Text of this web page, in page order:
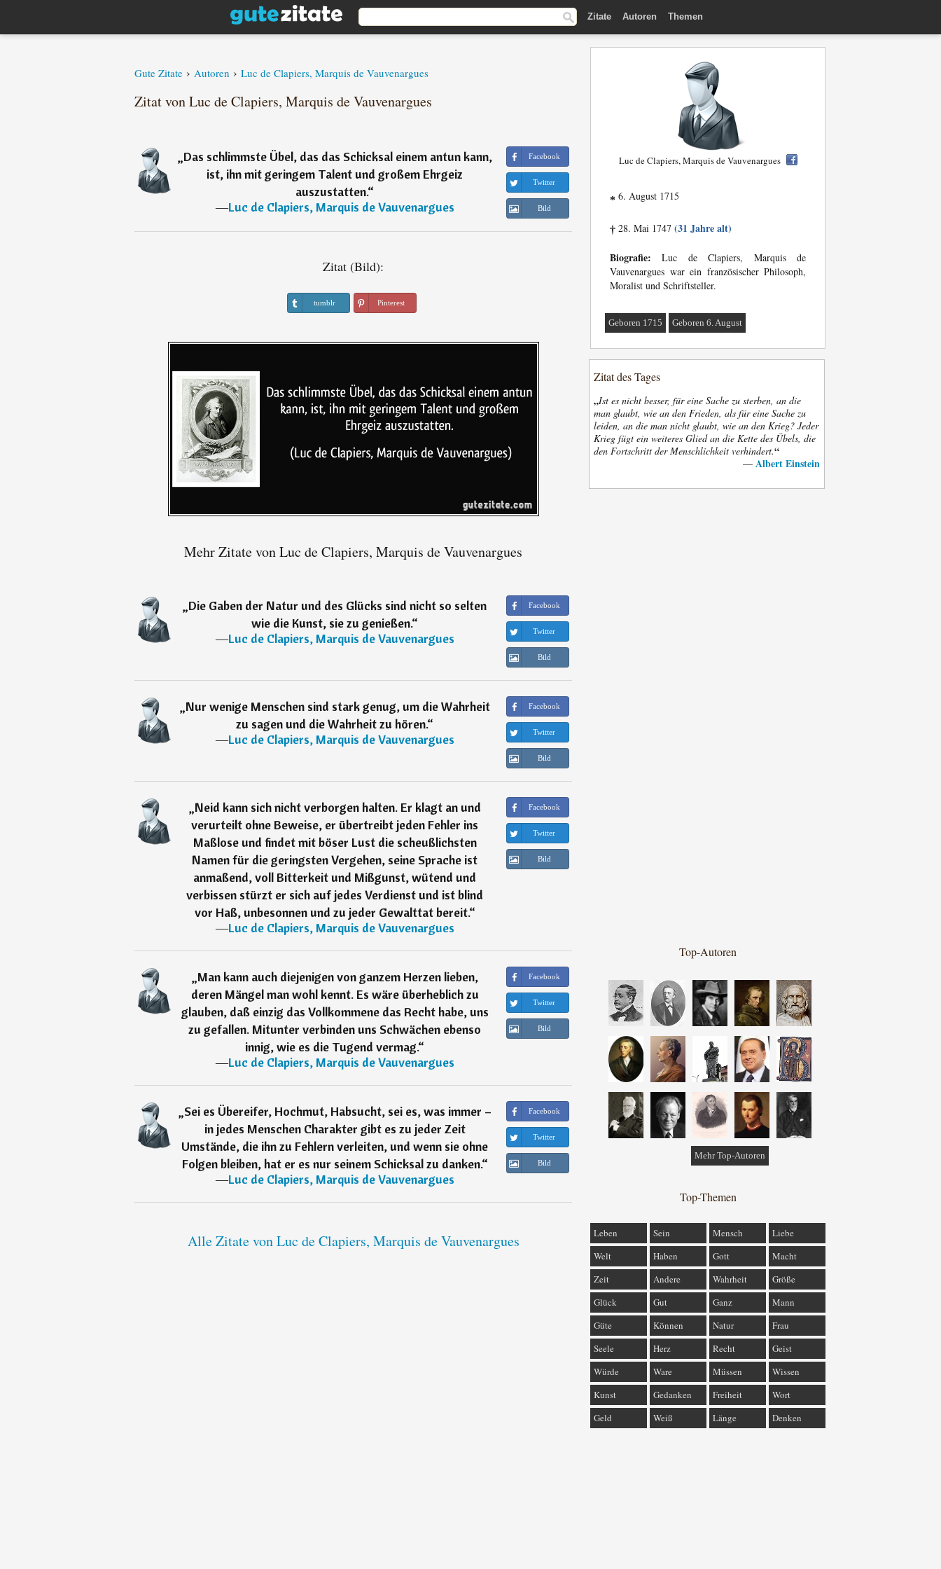
Zitate Autoren Themen
Gute Zitate › Autoren › Luc de Clapiers, Marquis de Vauvenargues
Zitat von Luc de Clapiers, Marquis de Vauvenargues
„Das schlimmste Übel, das das Schicksal einem antun kann,
ist, ihn mit geringem Talent und großem Ehrgeiz
auszustatten.“
―Luc de Clapiers, Marquis de Vauvenargues
Facebook
Twitter
Bild
Zitat (Bild):
tumblr Pinterest
Mehr Zitate von Luc de Clapiers, Marquis de Vauvenargues
„Die Gaben der Natur und des Glücks sind nicht so selten
wie die Kunst, sie zu genießen.“
―Luc de Clapiers, Marquis de Vauvenargues
Facebook
Twitter
Bild
„Nur wenige Menschen sind stark genug, um die Wahrheit
zu sagen und die Wahrheit zu hören.“
―Luc de Clapiers, Marquis de Vauvenargues
Facebook
Twitter
Bild
„Neid kann sich nicht verborgen halten. Er klagt an und
verurteilt ohne Beweise, er übertreibt jeden Fehler ins
Maßlose und findet mit böser Lust die scheußlichsten
Namen für die geringsten Vergehen, seine Sprache ist
anmaßend, voll Bitterkeit und Mißgunst, wütend und
verbissen stürzt er sich auf jedes Verdienst und ist blind
vor Haß, unbesonnen und zu jeder Gewalttat bereit.“
―Luc de Clapiers, Marquis de Vauvenargues
Facebook
Twitter
Bild
„Man kann auch diejenigen von ganzem Herzen lieben,
deren Mängel man wohl kennt. Es wäre überheblich zu
glauben, daß einzig das Vollkommene das Recht habe, uns
zu gefallen. Mitunter verbinden uns Schwächen ebenso
innig, wie es die Tugend vermag.“
―Luc de Clapiers, Marquis de Vauvenargues
Facebook
Twitter
Bild
„Sei es Übereifer, Hochmut, Habsucht, sei es, was immer –
in jedes Menschen Charakter gibt es zu jeder Zeit
Umstände, die ihn zu Fehlern verleiten, und wenn sie ohne
Folgen bleiben, hat er es nur seinem Schicksal zu danken.“
―Luc de Clapiers, Marquis de Vauvenargues
Facebook
Twitter
Bild
Alle Zitate von Luc de Clapiers, Marquis de Vauvenargues
Luc de Clapiers, Marquis de Vauvenargues
* 6. August 1715
† 28. Mai 1747 (31 Jahre alt)
Biografie: Luc de Clapiers, Marquis de
Vauvenargues war ein französischer Philosoph,
Moralist und Schriftsteller.
Geboren 1715 Geboren 6. August
Zitat des Tages
„Ist es nicht besser, für eine Sache zu sterben, an die
man glaubt, wie an den Frieden, als für eine Sache zu
leiden, an die man nicht glaubt, wie an den Krieg? Jeder
Krieg fügt ein weiteres Glied an die Kette des Übels, die
den Fortschritt der Menschlichkeit verhindert.“
— Albert Einstein
Top-Autoren
Mehr Top-Autoren
Top-Themen
Leben Sein Mensch
Liebe
Welt
Haben Gott
Macht
Zeit
Andere Wahrheit
Größe
Glück
Gut Ganz
Mann
Güte
Können Natur
Frau
Seele
Herz Recht
Geist
Würde
Ware Müssen
Wissen
Kunst
Gedanken Freiheit
Wort
Geld
Weiß Länge Denken